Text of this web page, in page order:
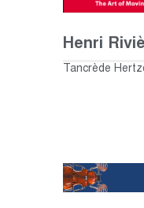
Henri
Tancrède